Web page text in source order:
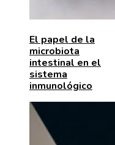
El papel de la
microbiota
intestinal en el
sistema
inmunológico